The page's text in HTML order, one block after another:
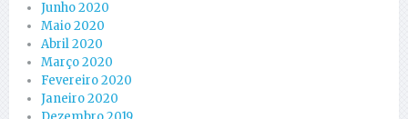
Junho 2020
Maio 2020
Abril 2020
Março 2020
Fevereiro 2020
Janeiro 2020